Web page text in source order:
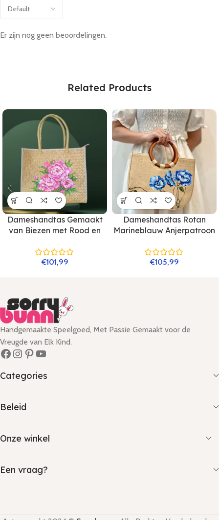
Er zijn nog geen beoordelingen.
Related Products
Dameshandtas Gemaakt
van Biezen met Rood en
€101,99
Dameshandtas Rotan
Marineblauw Anjerpatroon
€105,99
Handgemaakte Speelgoed, Met Passie Gemaakt voor de
Vreugde van Elk Kind.
Categories
Beleid
Onze winkel
Een vraag?